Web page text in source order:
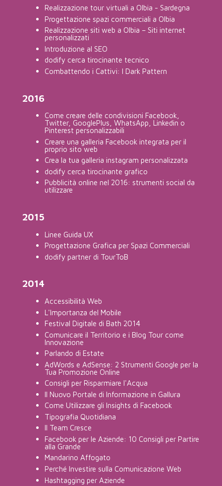
Realizzazione tour virtuali a Olbia - Sardegna
Progettazione spazi commerciali a Olbia
Realizzazione siti web a Olbia – Siti internet
personalizzati
Introduzione al SEO
dodify cerca tirocinante tecnico
Combattendo i Cattivi: I Dark Pattern
2016
Come creare delle condivisioni Facebook,
Twitter, GooglePlus, WhatsApp, Linkedin o
Pinterest personalizzabili
Creare una galleria Facebook integrata per il
proprio sito web
Crea la tua galleria instagram personalizzata
dodify cerca tirocinante grafico
Pubblicità online nel 2016: strumenti social da
utilizzare
2015
Linee Guida UX
Progettazione Grafica per Spazi Commerciali
dodify partner di TourToB
2014
Accessibilità Web
L'Importanza del Mobile
Festival Digitale di Bath 2014
Comunicare il Territorio e i Blog Tour come
Innovazione
Parlando di Estate
AdWords e AdSense: 2 Strumenti Google per la
Tua Promozione Online
Consigli per Risparmiare l'Acqua
Il Nuovo Portale di Informazione in Gallura
Come Utilizzare gli Insights di Facebook
Tipografia Quotidiana
Il Team Cresce
Facebook per le Aziende: 10 Consigli per Partire
alla Grande
Mandarino Affogato
Perché Investire sulla Comunicazione Web
Hashtagging per Aziende